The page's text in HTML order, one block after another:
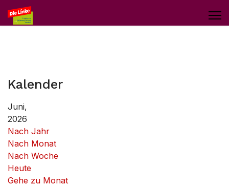
Kalender
Juni,
2026
Nach Jahr
Nach Monat
Nach Woche
Heute
Gehe zu Monat